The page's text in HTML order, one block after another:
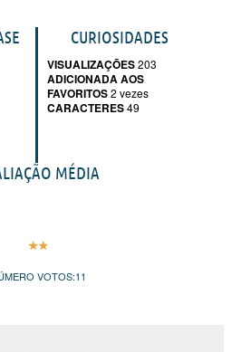
CURIOSIDADES
VISUALIZAÇÕES203
ADICIONADA AOS
FAVORITOS2 vezes
CARACTERES49
MÉDIA
VOTOS:11